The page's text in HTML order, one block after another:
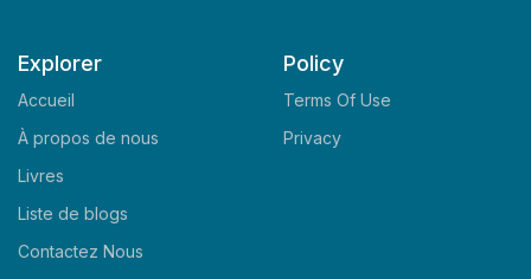
Explorer
Accueil
À propos de nous
Livres
Liste de blogs
Contactez Nous
Policy
Terms Of Use
Privacy